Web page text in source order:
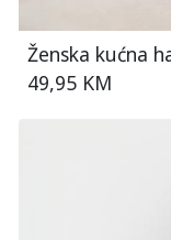
Ženska kućna
49,95 KM